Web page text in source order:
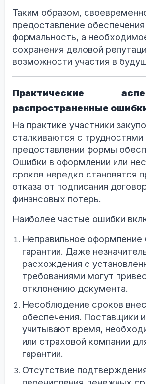
Таким образом,
предоставление
формальность, а
сохранения деловой
возможности участия в
Практические
распространенные
На практике участники
сталкиваются с
предоставлении формы
Ошибки в оформлении или
сроков нередко становятся
отказа от подписания
финансовых потерь.
Наиболее частые ошибки
Неправильное оформление
гарантии. Даже
расхождения с
требованиями могут
отклонению документа.
Несоблюдение сроков
обеспечения. Поставщики
учитывают время,
или страховой компании
гарантии.
Отсутствие